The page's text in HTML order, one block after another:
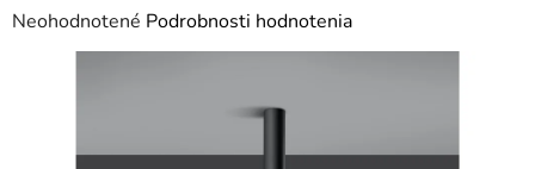
Priemerné
hodnotenie
Neohodnotené Podrobnosti hodnotenia